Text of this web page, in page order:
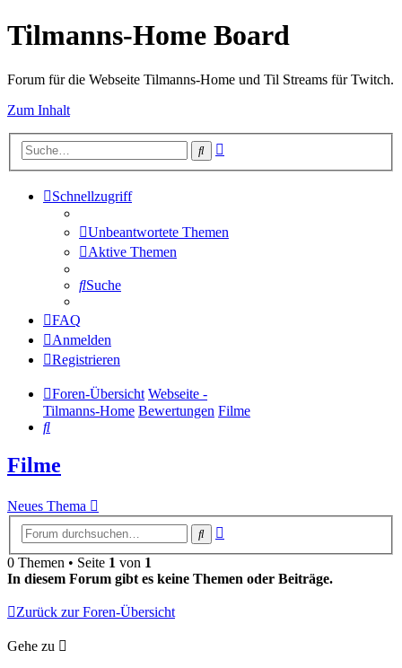
Tilmanns-Home Board
Forum für die Webseite Tilmanns-Home und Til Streams für Twitch.
Zum Inhalt
Suche
Schnellzugriff
Unbeantwortete Themen
Aktive Themen
Suche
FAQ
Anmelden
Registrieren
Foren-Übersicht Webseite -
Tilmanns-Home Bewertungen Filme
Suche
Filme
Neues Thema
Suche
0 Themen • Seite 1 von 1
In diesem Forum gibt es keine Themen oder Beiträge.
Zurück zur Foren-Übersicht
Gehe zu